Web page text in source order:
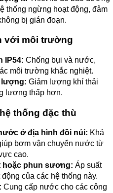
thống ngừng hoạt động, đảm
bị gián đoạn.
với môi trường
IP54: Chống bụi và nước,
môi trường khắc nghiệt.
lượng: Giảm lượng khí thải
lượng thấp hơn.
thống đặc thù
ở địa hình đồi núi: Khả
bơm vận chuyển nước từ
cao.
hoặc phun sương: Áp suất
của các hệ thống này.
Cung cấp nước cho các công